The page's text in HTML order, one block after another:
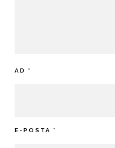
AD *
E-POSTA *